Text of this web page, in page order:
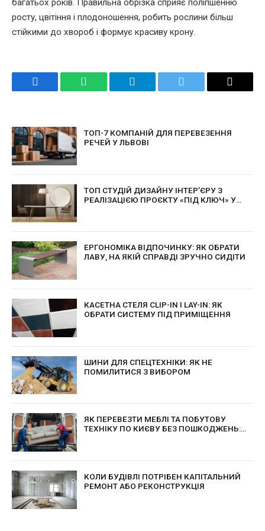
багатьох років. Правильна обрізка сприяє поліпшенню
росту, цвітіння і плодоношення, робить рослини більш
стійкими до хвороб і формує красиву крону.
Facebook WhatsApp Telegram Twitter Email
ТОП-7 КОМПАНІЙ ДЛЯ ПЕРЕВЕЗЕННЯ
РЕЧЕЙ У ЛЬВОВІ
ТОП СТУДІЙ ДИЗАЙНУ ІНТЕР’ЄРУ З
РЕАЛІЗАЦІЄЮ ПРОЄКТУ «ПІД КЛЮЧ» У
ЕРГОНОМІКА ВІДПОЧИНКУ: ЯК ОБРАТИ
ЛАВУ, НА ЯКІЙ СПРАВДІ ЗРУЧНО СИДІТИ
КАСЕТНА СТЕЛЯ CLIP-IN І LAY-IN: ЯК
ОБРАТИ СИСТЕМУ ПІД ПРИМІЩЕННЯ
ШИНИ ДЛЯ СПЕЦТЕХНІКИ: ЯК НЕ
ПОМИЛИТИСЯ З ВИБОРОМ
ЯК ПЕРЕВЕЗТИ МЕБЛІ ТА ПОБУТОВУ
ТЕХНІКУ ПО КИЄВУ БЕЗ ПОШКОДЖЕНЬ:
КОЛИ БУДІВЛІ ПОТРІБЕН КАПІТАЛЬНИЙ
РЕМОНТ АБО РЕКОНСТРУКЦІЯ